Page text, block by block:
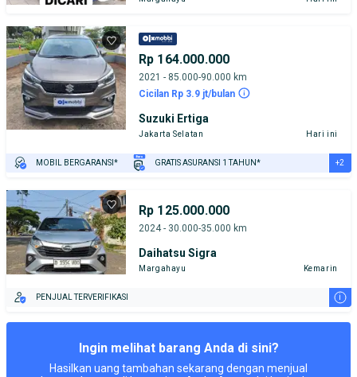
Rp 164.000.000
2021 - 85.000-90.000 km
Cicilan Rp 3.9 jt/bulan
Suzuki Ertiga
Jakarta Selatan Hari ini
MOBIL BERGARANSI* GRATIS ASURANSI 1 TAHUN* +2
Rp 125.000.000
2024 - 30.000-35.000 km
Daihatsu Sigra
Margahayu Kemarin
PENJUAL TERVERIFIKASI i
Ingin melihat barang Anda di sini?
Hasilkan uang tambahan sekarang dengan menjual